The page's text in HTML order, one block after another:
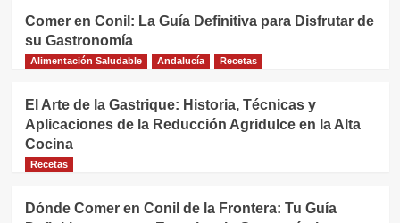
Comer en Conil: La Guía Definitiva para Disfrutar de
su Gastronomía
Alimentación Saludable Andalucía Recetas
El Arte de la Gastrique: Historia, Técnicas y
Aplicaciones de la Reducción Agridulce en la Alta
Cocina
Recetas
Dónde Comer en Conil de la Frontera: Tu Guía